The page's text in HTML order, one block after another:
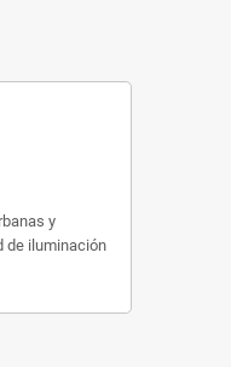
y
de iluminación